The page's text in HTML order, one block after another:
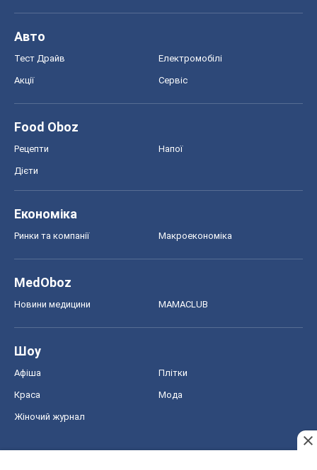
Авто
Тест Драйв Електромобілі
Акції Сервіс
Food Oboz
Рецепти Напої
Дієти
Економіка
Ринки та компанії Макроекономіка
MedOboz
Новини медицини MAMACLUB
Шоу
Афіша Плітки
Краса Мода
Жіночий журнал